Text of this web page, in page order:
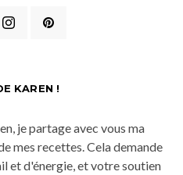
KAREN !
je partage avec vous ma
mes recettes. Cela demande
et d'énergie, et votre soutien